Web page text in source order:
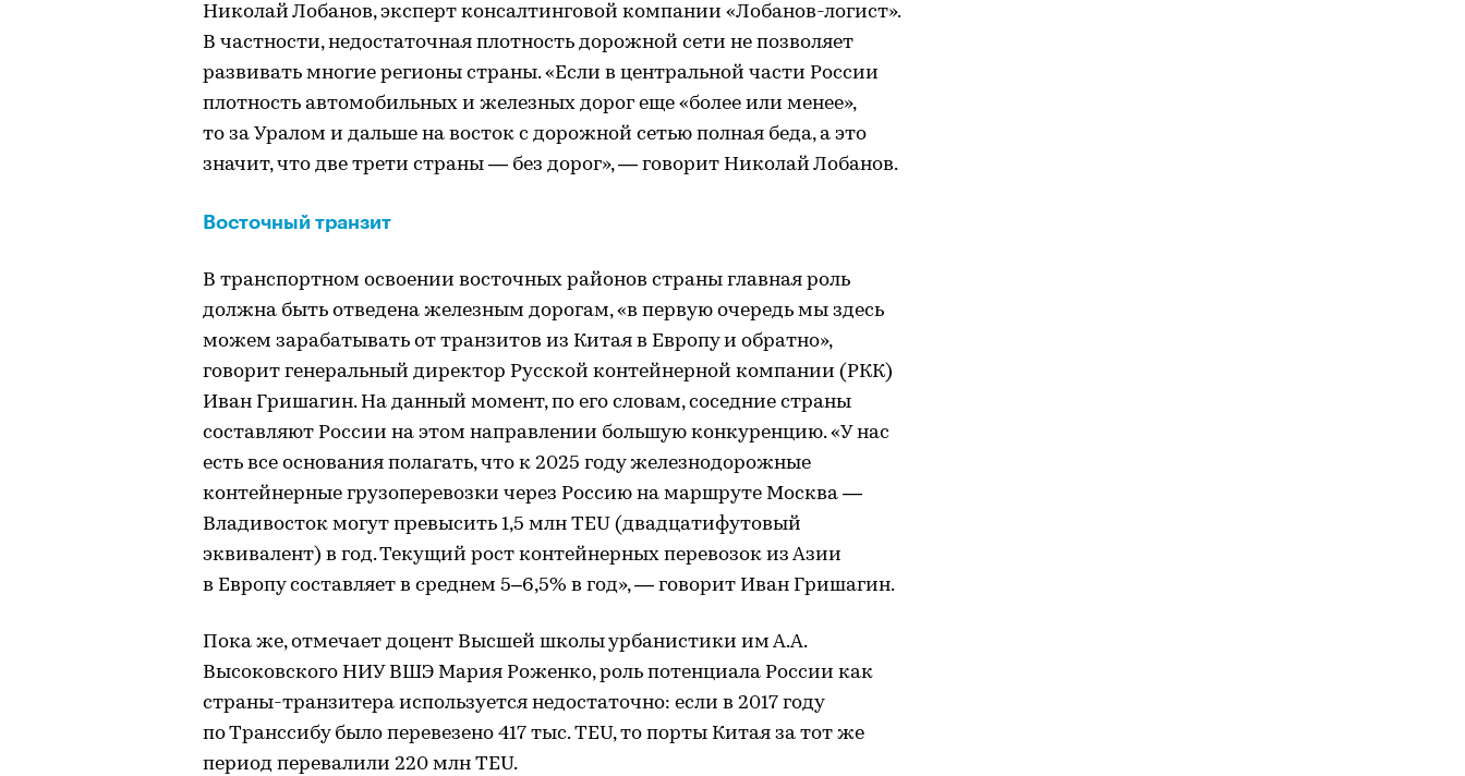
Николай Лобанов, эксперт консалтинговой компании «Лобанов-логист».
В частности, недостаточная плотность дорожной сети не позволяет
развивать многие регионы страны. «Если в центральной части России
плотность автомобильных и железных дорог еще «более или менее»,
то за Уралом и дальше на восток с дорожной сетью полная беда, а это
значит, что две трети страны — без дорог», — говорит Николай Лобанов.
Восточный транзит
В транспортном освоении восточных районов страны главная роль
должна быть отведена железным дорогам, «в первую очередь мы здесь
можем зарабатывать от транзитов из Китая в Европу и обратно»,
говорит генеральный директор Русской контейнерной компании (РКК)
Иван Гришагин. На данный момент, по его словам, соседние страны
составляют России на этом направлении большую конкуренцию. «У нас
есть все основания полагать, что к 2025 году железнодорожные
контейнерные грузоперевозки через Россию на маршруте Москва —
Владивосток могут превысить 1,5 млн TEU (двадцатифутовый
эквивалент) в год. Текущий рост контейнерных перевозок из Азии
в Европу составляет в среднем 5–6,5% в год», — говорит Иван Гришагин.
Пока же, отмечает доцент Высшей школы урбанистики им А.А.
Высоковского НИУ ВШЭ Мария Роженко, роль потенциала России как
страны-транзитера используется недостаточно: если в 2017 году
по Транссибу было перевезено 417 тыс. TEU, то порты Китая за тот же
период перевалили 220 млн TEU.